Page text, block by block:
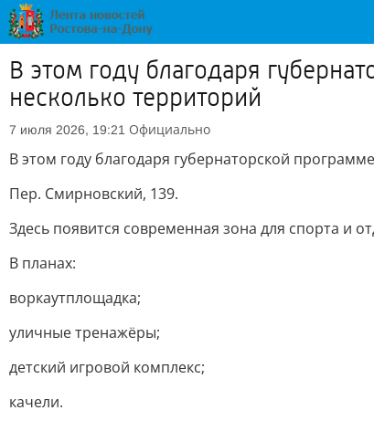
В этом году благодаря
несколько территорий
7 июля 2026, 19:21 Официально
В этом году благодаря губернаторской
Пер. Смирновский, 139.
Здесь появится современная зона для спорта и
В планах:
воркаутплощадка;
уличные тренажёры;
детский игровой комплекс;
качели.